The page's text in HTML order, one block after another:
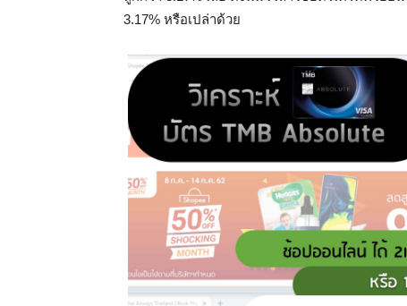
3.17% หรือเปล่าด้วย